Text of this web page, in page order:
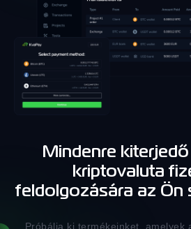
Mindenre
kriptovaluta
feldolgozására az Ön
Próbálja ki termékeinket, amelyek